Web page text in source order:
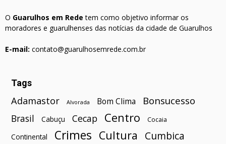
O Guarulhos em Rede tem como objetivo informar os
moradores e guarulhenses das notícias da cidade de Guarulhos
E-mail: contato@guarulhosemrede.com.br
Tags
Adamastor Alvorada Bom Clima Bonsucesso
Brasil Cabuçu Cecap Centro Cocaia
Continental Crimes Cultura Cumbica